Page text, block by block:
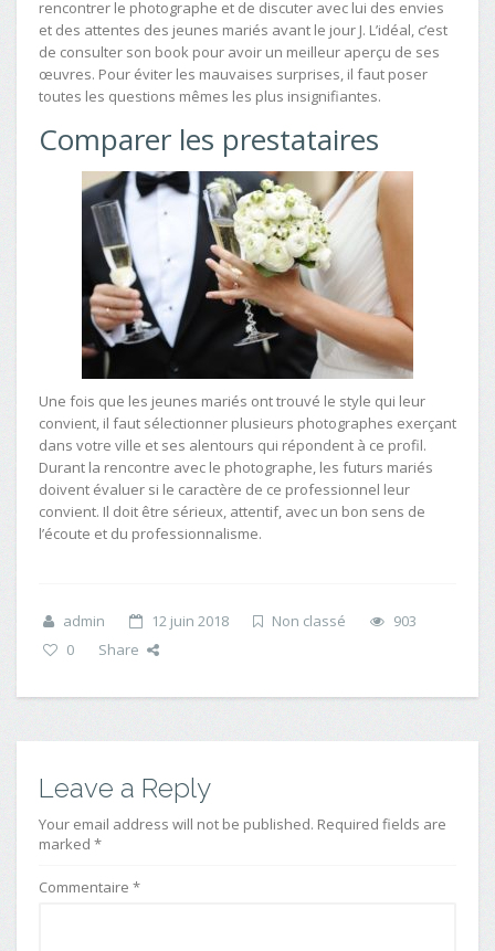
rencontrer le photographe et de discuter avec lui des envies
et des attentes des jeunes mariés avant le jour J. L’idéal, c’est
de consulter son book pour avoir un meilleur aperçu de ses
œuvres. Pour éviter les mauvaises surprises, il faut poser
toutes les questions mêmes les plus insignifiantes.
Comparer les prestataires
Une fois que les jeunes mariés ont trouvé le style qui leur
convient, il faut sélectionner plusieurs photographes exerçant
dans votre ville et ses alentours qui répondent à ce profil.
Durant la rencontre avec le photographe, les futurs mariés
doivent évaluer si le caractère de ce professionnel leur
convient. Il doit être sérieux, attentif, avec un bon sens de
l’écoute et du professionnalisme.
admin 12 juin 2018 Non classé
903
0
Share
Leave a Reply
Your email address will not be published. Required fields are
marked *
Commentaire *